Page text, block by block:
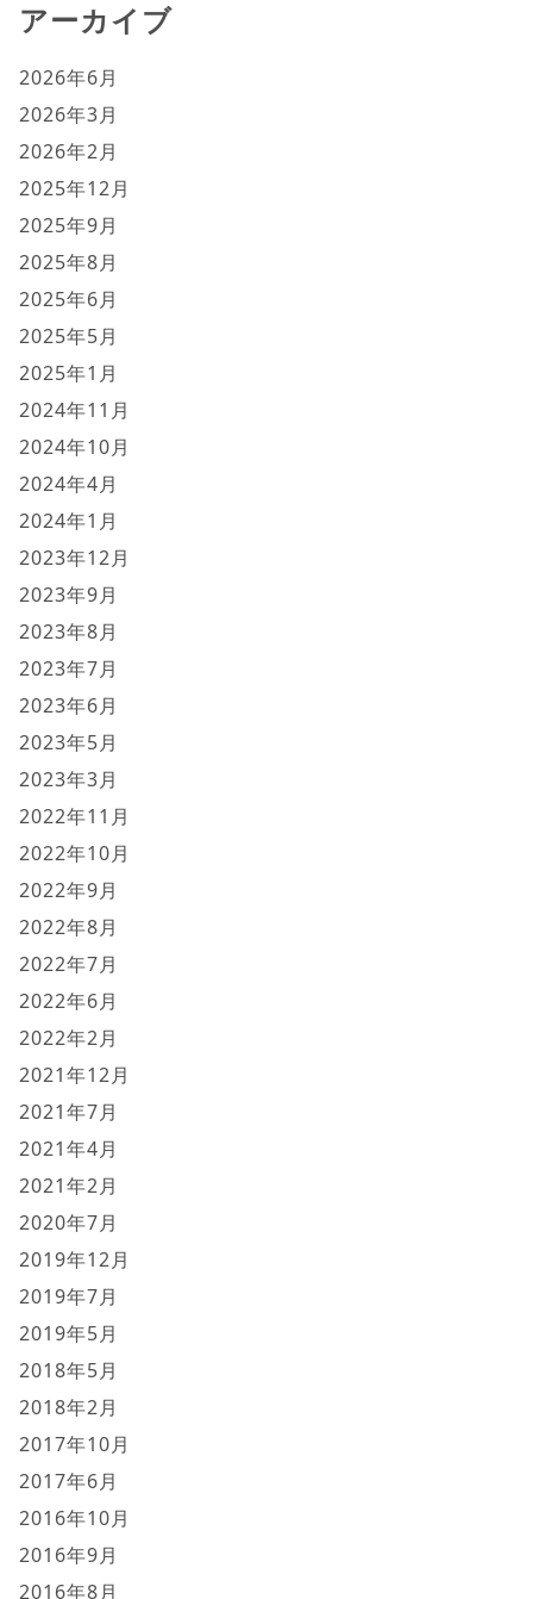
アーカイブ
2026年6月
2026年3月
2026年2月
2025年12月
2025年9月
2025年8月
2025年6月
2025年5月
2025年1月
2024年11月
2024年10月
2024年4月
2024年1月
2023年12月
2023年9月
2023年8月
2023年7月
2023年6月
2023年5月
2023年3月
2022年11月
2022年10月
2022年9月
2022年8月
2022年7月
2022年6月
2022年2月
2021年12月
2021年7月
2021年4月
2021年2月
2020年7月
2019年12月
2019年7月
2019年5月
2018年5月
2018年2月
2017年10月
2017年6月
2016年10月
2016年9月
2016年8月